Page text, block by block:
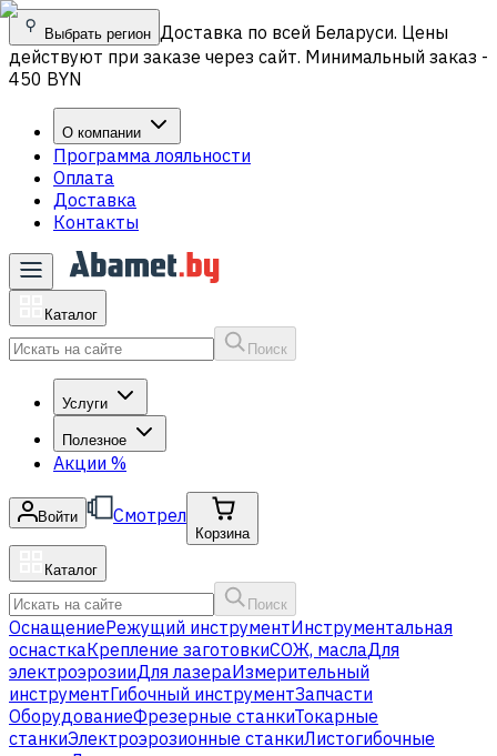
Выбрать регион Доставка по всей Беларуси. Цены
действуют при заказе через сайт. Минимальный заказ -
450 BYN
О компании
Программа лояльности
Оплата
Доставка
Контакты
Каталог
Поиск
Услуги
Полезное
Акции %
Войти Смотрел
Корзина
Каталог
Поиск
ОснащениеРежущий инструментИнструментальная
оснасткаКрепление заготовкиСОЖ, маслаДля
электроэрозииДля лазераИзмерительный
инструментГибочный инструментЗапчасти
ОборудованиеФрезерные станкиТокарные
станкиЭлектроэрозионные станкиЛистогибочные